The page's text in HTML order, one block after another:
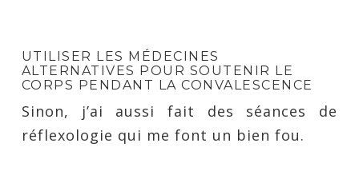
UTILISER LES MÉDECINES
ALTERNATIVES POUR SOUTENIR LE
CORPS PENDANT LA CONVALESCENCE
Sinon, j’ai aussi fait des séances de
réflexologie qui me font un bien fou.